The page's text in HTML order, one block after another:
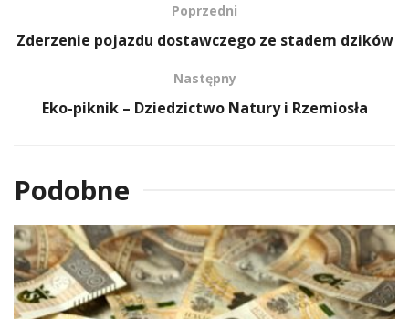
Poprzedni
Zderzenie pojazdu dostawczego ze stadem dzików
Następny
Eko-piknik – Dziedzictwo Natury i Rzemiosła
Podobne